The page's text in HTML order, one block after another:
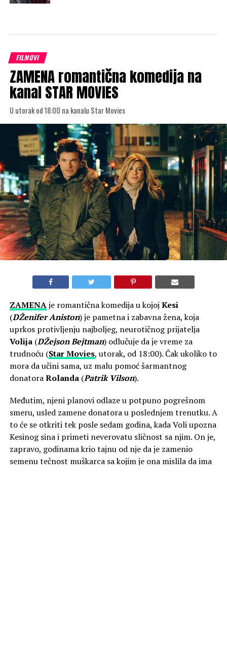
FILMOVI
ZAMENA romantična komedija na
kanal STAR MOVIES
U utorak od 18:00 na kanalu Star Movies
ZAMENAje romantična komedija u kojoj Kesi
(DŽenifer Aniston) je pametna i zabavna žena, koja
uprkos protivljenju najboljeg, neurotičnog prijatelja
Volija(DŽejson Bejtman) odlučuje da je vreme za
trudnoću (Star Movies, utorak, od 18:00). Čak ukoliko to
mora da učini sama, uz malu pomoć šarmantnog
donatoraRolanda(Patrik Vilson).
Međutim, njeni planovi odlaze u potpuno pogrešnom
smeru, usled zamene donatora u poslednjem trenutku. A
to će se otkriti tek posle sedam godina, kada Voli upozna
Kesinog sina i primeti neverovatu sličnost sa njim. On je,
zapravo, godinama krio tajnu od nje da je zamenio
semenu tečnost muškarca sa kojim je ona mislila da ima